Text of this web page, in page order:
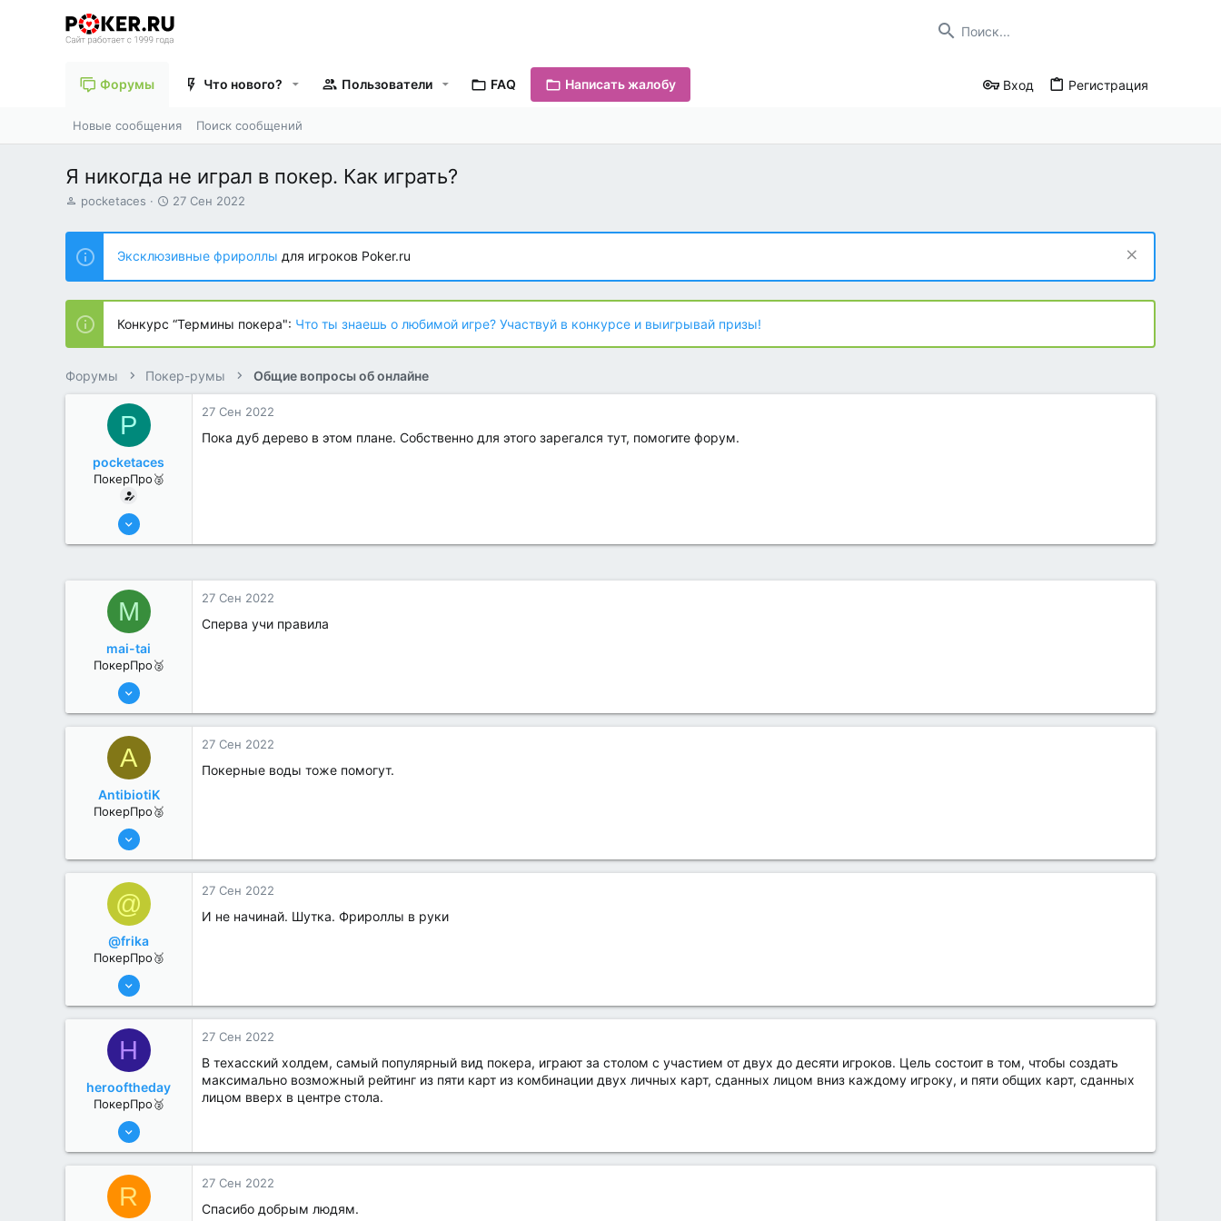
Форумы Что нового? Пользователи FAQ Написать жалобу Вход Регистрация
Новые сообщения Поиск сообщений
Я никогда не играл в покер. Как играть?
А
т
о
р
т
е
м
ы
pocketaces
Д
т
н
а
ч
а
27 Сен 2022
Эксклюзивные фрироллы для игроков Poker.ru
Конкурс “Термины покера": Что ты знаешь о любимой игре? Участвуй в конкурсе и выигрывай призы!
Форумы Покер-румы Общие вопросы об онлайне
P
pocketaces
ПокерПро🥈
6 Июн 2022
27 Сен 2022
Пока дуб дерево в этом плане. Собственно для этого зарегался тут, помогите форум.
M
mai-tai
ПокерПро🥈
6 Июн 2022
0
27 Сен 2022
Сперва учи правила
A
AntibiotiK
ПокерПро🥈
6 Июн 2022
1
27 Сен 2022
Покерные воды тоже помогут.
@
@frika
ПокерПро🥉
6 Июн 2022
1
27 Сен 2022
И не начинай. Шутка. Фрироллы в руки
H
herooftheday
ПокерПро🥈
6 Июн 2022
1
27 Сен 2022
В техасский холдем, самый популярный вид покера, играют за столом с участием от двух до десяти игроков. Цель состоит в том, чтобы создать
максимально возможный рейтинг из пяти карт из комбинации двух личных карт, сданных лицом вниз каждому игроку, и пяти общих карт, сданных
лицом вверх в центре стола.
R 27 Сен 2022
Спасибо добрым людям.